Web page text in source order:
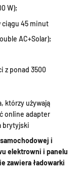
W);
ciągu 45 minut
AC+Solar);
z ponad 3500
którzy używają
online adapter
brytyjski
i
elektrowni i panelu
zawiera ładowarki